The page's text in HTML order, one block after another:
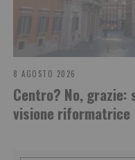
8 AGOSTO 2026
Centro? No, grazie:
visione riformatrice